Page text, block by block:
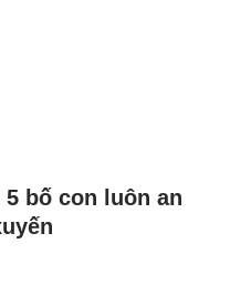
5 bố con luôn an